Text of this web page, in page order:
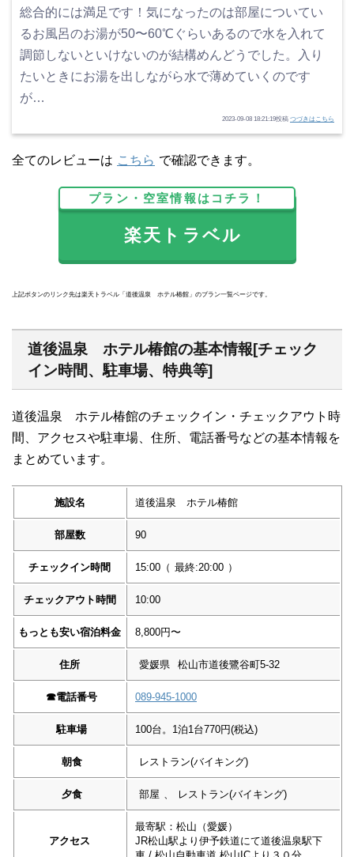
総合的には満足です！気になったのは部屋についてい
るお風呂のお湯が50〜60℃ぐらいあるので水を入れて
調節しないといけないのが結構めんどうでした。入り
たいときにお湯を出しながら水で薄めていくのです
が…
2023-09-08 18:21:19投稿 つづきはこちら
全てのレビューは こちら で確認できます。
プラン・空室情報はコチラ！
楽天トラベル
上記ボタンのリンク先は楽天トラベル「道後温泉 ホテル椿館」のプラン一覧ページです。
道後温泉 ホテル椿館の基本情報[チェック
イン時間、駐車場、特典等]
道後温泉 ホテル椿館のチェックイン・チェックアウト時
間、アクセスや駐車場、住所、電話番号などの基本情報を
まとめています。
施設名 道後温泉 ホテル椿館
部屋数 90
チェックイン時間 15:00 （ 最終:20:00 ）
チェックアウト時間 10:00
もっとも安い宿泊料金 8,800円〜
住所 愛媛県 松山市道後鷺谷町5-32
☎︎電話番号 089-945-1000
駐車場 100台。1泊1台770円(税込)
朝食 レストラン(バイキング)
夕食 部屋 、 レストラン(バイキング)
アクセス
最寄駅：松山（愛媛）
JR松山駅より伊予鉄道にて道後温泉駅下